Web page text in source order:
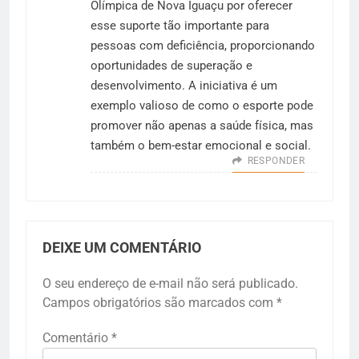
Olímpica de Nova Iguaçu por oferecer
esse suporte tão importante para
pessoas com deficiência, proporcionando
oportunidades de superação e
desenvolvimento. A iniciativa é um
exemplo valioso de como o esporte pode
promover não apenas a saúde física, mas
também o bem-estar emocional e social.
RESPONDER
DEIXE UM COMENTÁRIO
O seu endereço de e-mail não será publicado.
Campos obrigatórios são marcados com *
Comentário *